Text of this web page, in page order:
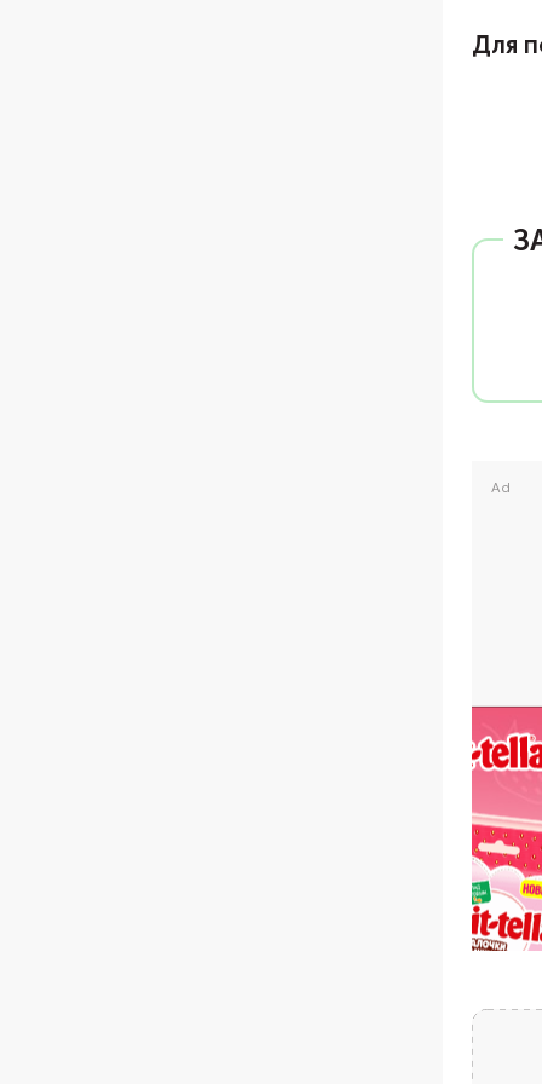
Для
Ad